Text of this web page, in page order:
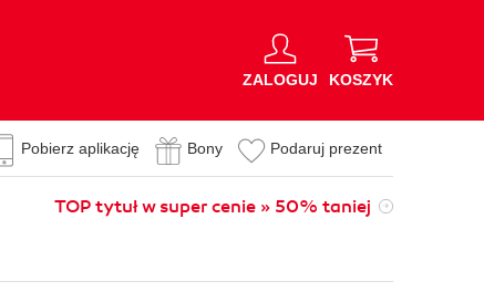
ZALOGUJ KOSZYK
Pobierz aplikację Bony Podaruj prezent
TOP tytuł w super cenie » 50% taniej